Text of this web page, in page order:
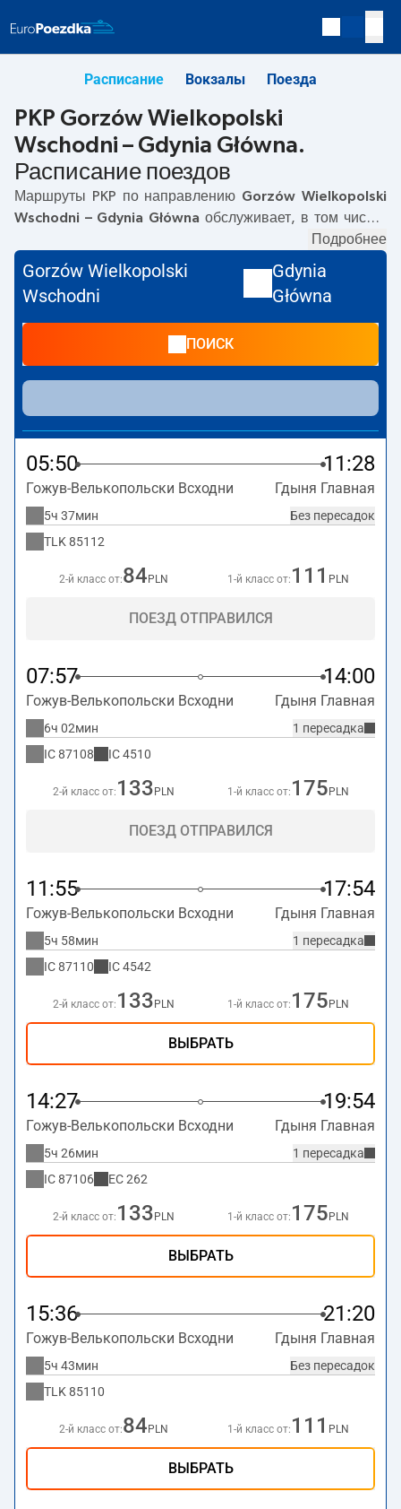
Расписание Вокзалы Поезда
PKP Gorzów Wielkopolski
Wschodni – Gdynia Główna.
Расписание поездов
Маршруты PKP по направлению Gorzów Wielkopolski
Wschodni – Gdynia Główna обслуживает, в том числе,
. Первый прямой поезд отправляется в05:50с
вокзала PKP Gorzów Wielkopolski Wschodni. Последний
поезд до Gdynia Główna отправляется в 18:26. Самое
быстрое путешествие предлагает прямой поезд
GOPLANA
. Поездка на нём занимает05:26. По
Gorzów Wielkopolski Wschodni
Głównaтакже курсируют другие поезда:IC Intercity, EC-
предлагают более низкую цену билета и, как правило,
более долгое время в пути. Поезд заканчивает маршрут
на станции Gdynia Główna.
Подробнее
Gorzów Wielkopolski
Wschodni
Gdynia
Główna
ПОИСК
05:50 11:28
Гожув-Велькопольски Всходни Гдыня Главная
Без пересадок
5ч 37мин
TLK 85112
2-й класс от:84 PLN 1-й класс от: 111 PLN
ПОЕЗД ОТПРАВИЛСЯ
07:57 14:00
Гожув-Велькопольски Всходни Гдыня Главная
1 пересадка
6ч 02мин
IC87108 IC4510
2-й класс от: 133 PLN 1-й класс от: 175 PLN
ПОЕЗД ОТПРАВИЛСЯ
11:55 17:54
Гожув-Велькопольски Всходни Гдыня Главная
1 пересадка
5ч 58мин
IC87110 IC4542
2-й класс от: 133 PLN 1-й класс от: 175 PLN
ВЫБРАТЬ
14:27 19:54
Гожув-Велькопольски Всходни Гдыня Главная
1 пересадка
5ч 26мин
IC87106 EC262
2-й класс от: 133 PLN 1-й класс от: 175 PLN
ВЫБРАТЬ
15:36 21:20
Гожув-Велькопольски Всходни Гдыня Главная
Без пересадок
5ч 43мин
TLK 85110
2-й класс от:84 PLN 1-й класс от: 111 PLN
ВЫБРАТЬ